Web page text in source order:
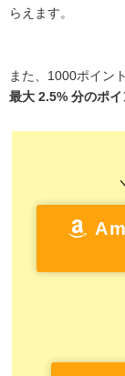
らえます。
また、1000ポイン
最大 2.5% 分のポ